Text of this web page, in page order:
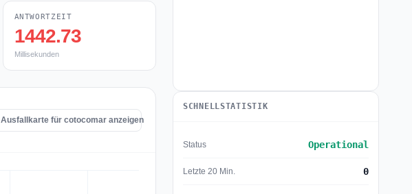
ANTWORTZEIT
1442.73
Millisekunden
Ausfallkarte für cotocomar anzeigen
SCHNELLSTATISTIK
Status Operational
Letzte 20 Min. 0